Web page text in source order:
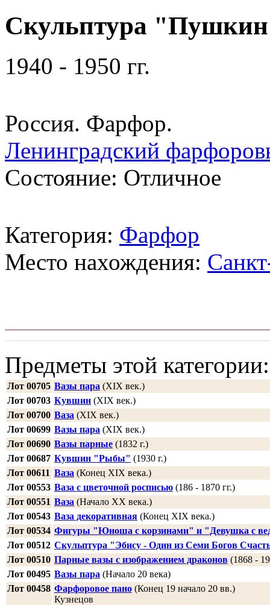
Скульптура "Пушкин
1940 - 1950 гг.
Россия. Фарфор.
Ленинградский
Состояние: Отличное
Категория: Фарфор
Место нахождения:
Предметы этой категории:
Лот 00705 Вазы пара (XIX век.)
Лот 00703 Кувшин (XIX век.)
Лот 00700 Ваза (ХIХ век.)
Лот 00699 Вазы пара (ХIХ век.)
Лот 00690 Вазы парные (1832 г.)
Лот 00687 Кувшин "Рыбы" (1930 г.)
Лот 00611 Ваза (Конец XIX века.)
Лот 00553 Ваза с цветочной росписью (186 - 1870 гг.)
Лот 00551 Ваза (Начало ХХ века.)
Лот 00543 Ваза декоративная (Конец XIX века.)
Лот 00534 Фигуры "Юноша с корзинами" и "Девушка с
Лот 00512 Скульптура "Эбису - Один из Семи Богов
Лот 00510 Парные вазы с изображением драконов (1868 -
Лот 00495 Вазы пара (Начало 20 века)
Лот 00458 Фарфоровое пано (Конец 19 начало 20 вв.)
Кузнецов